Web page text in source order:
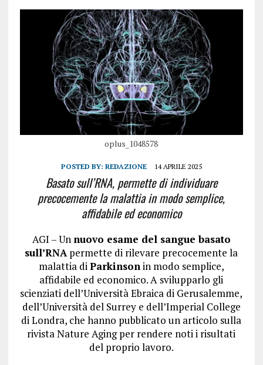
oplus_1048578
POSTED BY: REDAZIONE 14 APRILE 2025
Basato sull’RNA, permette di individuare
precocemente la malattia in modo semplice,
affidabile ed economico
AGI – Un nuovo esame del sangue basato
sull’RNApermette di rilevare precocemente la
malattia diParkinsonin modo semplice,
affidabile ed economico. A svilupparlo gli
scienziati dell’Università Ebraica di Gerusalemme,
dell’Università del Surrey e dell’Imperial College
di Londra, che hanno pubblicato un articolo sulla
rivista Nature Aging per rendere noti i risultati
del proprio lavoro.